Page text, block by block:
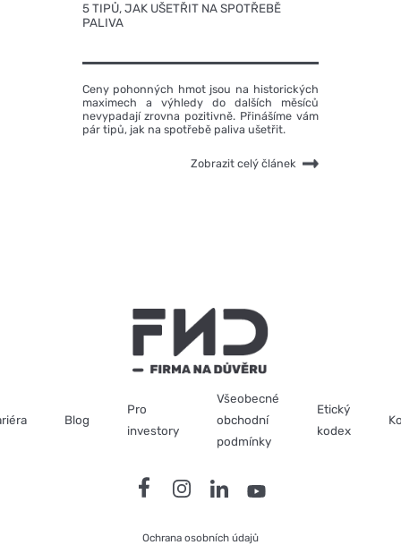
5 TIPŮ, JAK UŠETŘIT NA SPOTŘEBĚ
PALIVA
Ceny pohonných hmot jsou na historických
maximech a výhledy do dalších měsíců
nevypadají zrovna pozitivně. Přinášíme vám
pár tipů, jak na spotřebě paliva ušetřit.
Zobrazit celý článek
Blog
Pro
investory
Všeobecné
obchodní
podmínky
Etický
kodex
Ochrana osobních údajů